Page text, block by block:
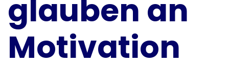
glauben an
Motivation